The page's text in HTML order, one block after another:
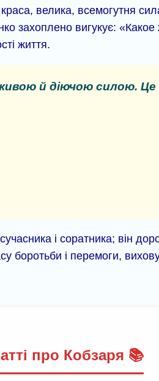
велика, всемогутня
захоплено вигукує:
життя.
й діючою силою. Це
і соратника; він
боротьби і перемоги,
про Кобзаря 📚